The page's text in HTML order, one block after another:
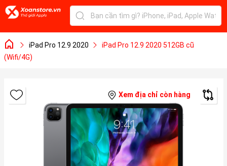
iPad Pro 12.9 2020
iPad Pro 12.9 2020 512GB cũ
(Wifi/4G)
Xem địa chỉ còn hàng